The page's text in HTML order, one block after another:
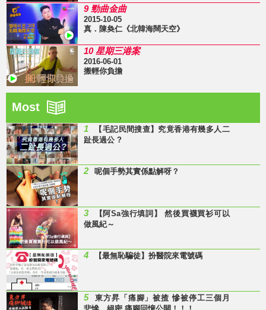
9 勁曲金曲
2015-10-05
真．陳奐仁《北韓海闊天空》
10 星期三港案
2016-06-01
搬輕你負擔
Most
1
【毛記民間搜查】究竟香港有幾多人二
趾長過公 ?
2 呢個手勢其實係點解呀？
3
【阿Sa強行填詞】 然後買襪買衫可以
做風紀～
4 【最無恥騙徒】扮醫院來電號碼
5
東方昇「痛腳」被揸 慘被停工三個月